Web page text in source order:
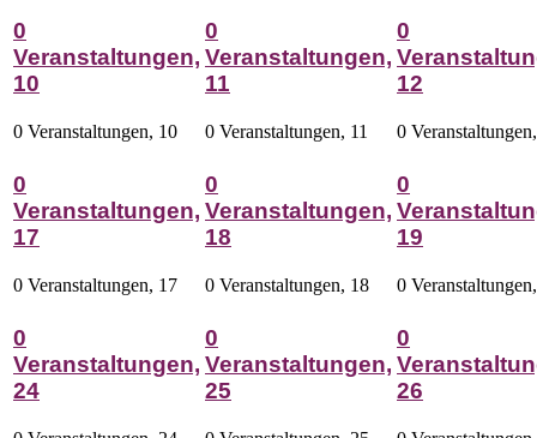
0
Veranstaltungen,
10
0 Veranstaltungen, 10
0
Veranstaltungen,
11
0 Veranstaltungen, 11
0
12
0
0
Veranstaltungen,
17
0 Veranstaltungen, 17
0
Veranstaltungen,
18
0 Veranstaltungen, 18
0
19
0
0
Veranstaltungen,
24
0
Veranstaltungen,
25
0
26